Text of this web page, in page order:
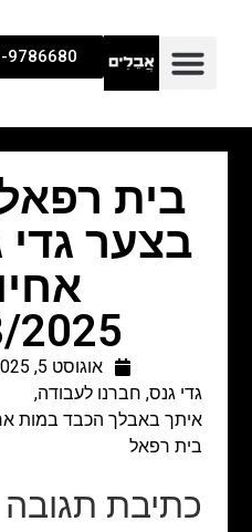
9786680
בית
בצער
2025
אוגוסט 5, 2025
גדי גנס, חברנו לעבודה,
איתך באבלך הכבד במות
בית רפאל
כתיבת תגובה